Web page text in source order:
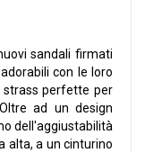
sandali firmati
con le loro
strass perfette per
ad un design
dell'aggiustabilità
alta, a un cinturino